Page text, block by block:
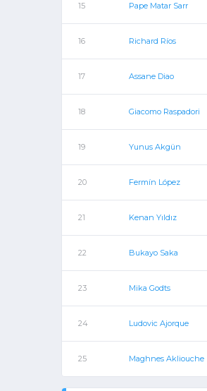
15 Pape Matar Sarr
16 Richard Ríos
17 Assane Diao
18 Giacomo Raspadori
19 Yunus Akgün
20 Fermín López
21 Kenan Yıldız
22 Bukayo Saka
23 Mika Godts
24 Ludovic Ajorque
25 Maghnes Akliouche